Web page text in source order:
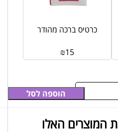
הוספה לסל
כרטיס ברכה מהודר
₪15
המוצרים האלו